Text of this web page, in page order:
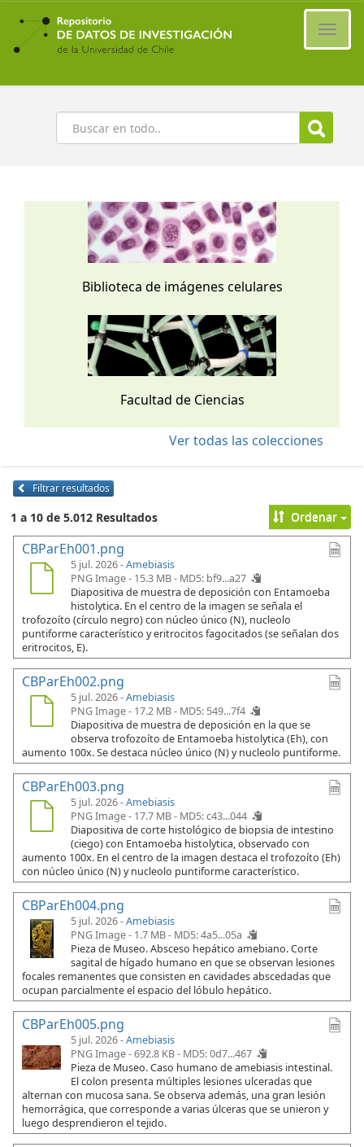
Ir
contenido
principal
Buscar
Biblioteca de imágenes celulares
Facultad de Ciencias
Ver todas las colecciones
Filtrar resultados
1 a 10 de 5.012 Resultados Ordenar
CBParEh001.png
5 jul. 2026 -Amebiasis
PNG Image - 15.3 MB - MD5: bf9...a27
Diapositiva de muestra de deposición con Entamoeba
histolytica. En el centro de la imagen se señala el
trofozoíto (círculo negro) con núcleo único (N), nucleolo
puntiforme característico y eritrocitos fagocitados (se señalan dos
eritrocitos, E).
CBParEh002.png
5 jul. 2026 -Amebiasis
PNG Image - 17.2 MB - MD5: 549...7f4
Diapositiva de muestra de deposición en la que se
observa trofozoíto de Entamoeba histolytica (Eh), con
aumento 100x. Se destaca núcleo único (N) y nucleolo puntiforme.
CBParEh003.png
5 jul. 2026 -Amebiasis
PNG Image - 17.7 MB - MD5: c43...044
Diapositiva de corte histológico de biopsia de intestino
(ciego) con Entamoeba histolytica, observado con
aumento 100x. En el centro de la imagen destaca el trofozoíto (Eh)
con núcleo único (N) y nucleolo puntiforme característico.
CBParEh004.png
5 jul. 2026 -Amebiasis
PNG Image - 1.7 MB - MD5: 4a5...05a
Pieza de Museo. Absceso hepático amebiano. Corte
sagital de hígado humano en que se observan lesiones
focales remanentes que consisten en cavidades abscedadas que
ocupan parcialmente el espacio del lóbulo hepático.
CBParEh005.png
5 jul. 2026 -Amebiasis
PNG Image - 692.8 KB - MD5: 0d7...467
Pieza de Museo. Caso humano de amebiasis intestinal.
El colon presenta múltiples lesiones ulceradas que
alternan con mucosa sana. Se observa además, una gran lesión
hemorrágica, que corresponde a varias úlceras que se unieron y
luego desprendieron el tejido.